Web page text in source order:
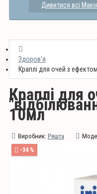
Дивитися всі
Здоров'я
Краплі для очей з
Краплі для
10мл
Виробник: Решта
-34 %